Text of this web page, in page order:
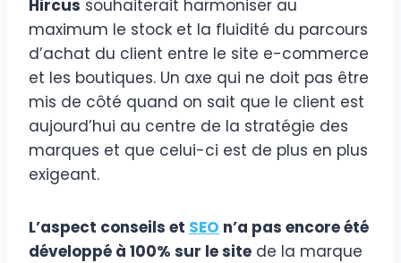
Hircus souhaiterait harmoniser au
maximum le stock et la fluidité du parcours
d’achat du client entre le site e-commerce
et les boutiques. Un axe qui ne doit pas être
mis de côté quand on sait que le client est
aujourd’hui au centre de la stratégie des
marques et que celui-ci est de plus en plus
exigeant.
L’aspect conseils et SEO n’a pas encore été
développé à 100% sur le site de la marque